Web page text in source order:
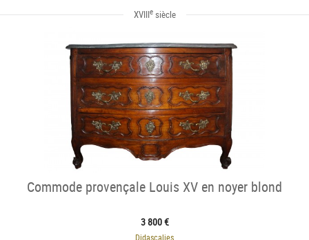
XVIIIesiècle
Commode provençale Louis XV en noyer blond
3 800 €
Didascalies